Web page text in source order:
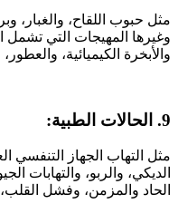
مثل حبوب اللقاح، والغبار،
وغيرها المهيجات التي تشمل
والأبخرة الكيميائية،
9. الحالات الطبية:
مثل التهاب الجهاز التنفسي
الديكي، والربو، والتهابات
الحاد والمزمن، وفشل